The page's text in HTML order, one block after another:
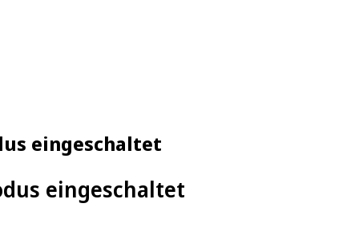
eingeschaltet
eingeschaltet